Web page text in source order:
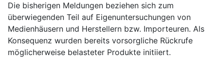
Die bisherigen Meldungen beziehen sich zum
überwiegenden Teil auf Eigenuntersuchungen von
Medienhäusern und Herstellern bzw. Importeuren. Als
Konsequenz wurden bereits vorsorgliche Rückrufe
möglicherweise belasteter Produkte initiiert.